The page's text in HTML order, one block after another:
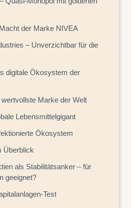
der Marke NIVEA
– Unverzichtbar für die
digitale Ökosystem der
Marke der Welt
Lebensmittelgigant
Ökosystem
Überblick
als Stabilitätsanker – für
geeignet?
Test